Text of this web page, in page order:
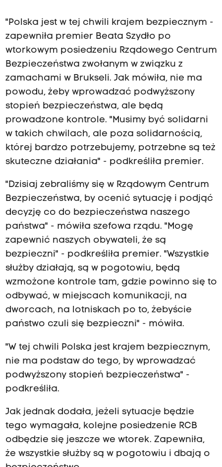
"Polska jest w tej chwili krajem bezpiecznym -
zapewniła premier Beata Szydło po
wtorkowym posiedzeniu Rządowego Centrum
Bezpieczeństwa zwołanym w związku z
zamachami w Brukseli. Jak mówiła, nie ma
powodu, żeby wprowadzać podwyższony
stopień bezpieczeństwa, ale będą
prowadzone kontrole. "Musimy być solidarni
w takich chwilach, ale poza solidarnością,
której bardzo potrzebujemy, potrzebne są też
skuteczne działania" - podkreśliła premier.
"Dzisiaj zebraliśmy się w Rządowym Centrum
Bezpieczeństwa, by ocenić sytuację i podjąć
decyzję co do bezpieczeństwa naszego
państwa" - mówiła szefowa rządu. "Mogę
zapewnić naszych obywateli, że są
bezpieczni" - podkreśliła premier. "Wszystkie
służby działają, są w pogotowiu, będą
wzmożone kontrole tam, gdzie powinno się to
odbywać, w miejscach komunikacji, na
dworcach, na lotniskach po to, żebyście
państwo czuli się bezpieczni" - mówiła.
"W tej chwili Polska jest krajem bezpiecznym,
nie ma podstaw do tego, by wprowadzać
podwyższony stopień bezpieczeństwa" -
podkreśliła.
Jak jednak dodała, jeżeli sytuacje będzie
tego wymagała, kolejne posiedzenie RCB
odbędzie się jeszcze we wtorek. Zapewniła,
że wszystkie służby są w pogotowiu i dbają o